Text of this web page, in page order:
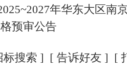
年华东大区南
预审公告
标搜索 ] [ 告诉好友 ] [